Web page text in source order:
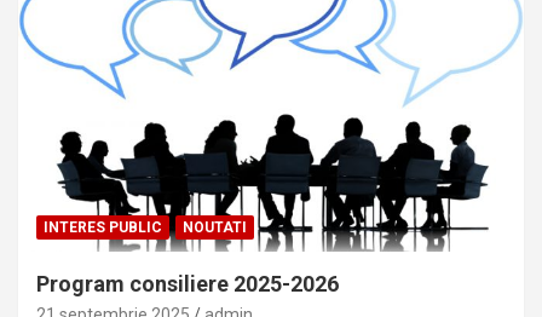
INTERES PUBLIC NOUTATI
Program consiliere 2025-2026